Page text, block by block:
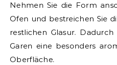
Nehmen Sie die Form
Ofen und bestreichen Sie
restlichen Glasur.
Garen eine besonders
Oberfläche.